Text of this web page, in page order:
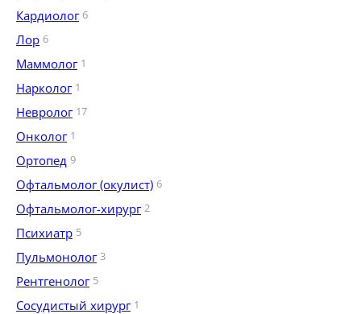
Кардиолог 6
Лор 6
Маммолог 1
Нарколог 1
Невролог 17
Онколог 1
Ортопед 9
Офтальмолог (окулист) 6
Офтальмолог-хирург 2
Психиатр 5
Пульмонолог 3
Рентгенолог 5
Сосудистый хирург 1